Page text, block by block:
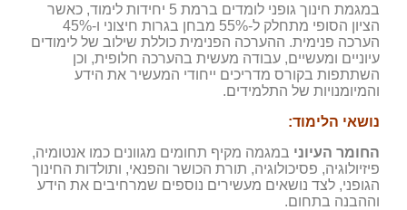
במגמת חינוך גופני לומדים ברמת 5 יחידות לימוד, כאשר
הציון הסופי מתחלק ל-55% מבחן בגרות חיצוני ו-45%
הערכה פנימית. ההערכה הפנימית כוללת שילוב של לימודים
עיוניים ומעשיים, עבודה מעשית בהערכה חלופית, וכן
השתתפות בקורס מדריכים ייחודי המעשיר את הידע
והמיומנויות של התלמידים.
נושאי הלימוד:
החומר העיוני במגמה מקיף תחומים מגוונים כמו אנטומיה,
פיזיולוגיה, פסיכולוגיה, תורת הכושר והפנאי, ותולדות החינוך
הגופני, לצד נושאים מעשירים נוספים שמרחיבים את הידע
וההבנה בתחום.